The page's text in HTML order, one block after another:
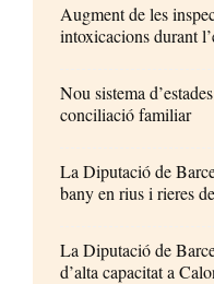
Augment de les
intoxicacions durant
Nou sistema
conciliació familiar
La Diputació de
bany en rius i rieres
La Diputació de
d’alta capacitat a